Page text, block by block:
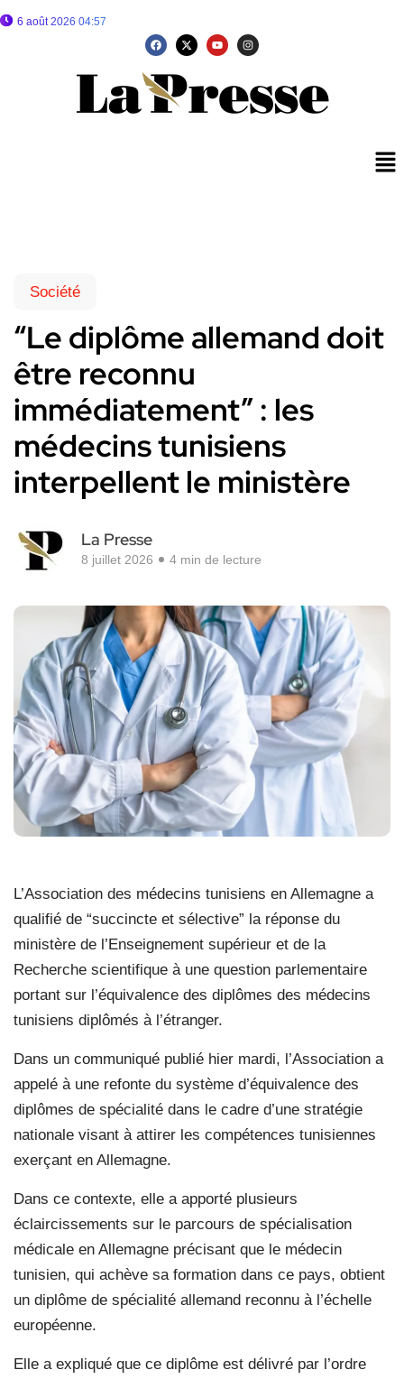
6 août 2026 04:57
Société
“Le diplôme allemand doit
être reconnu
immédiatement” : les
médecins tunisiens
interpellent le ministère
La Presse
8 juillet 2026 4 min de lecture
L’Association des médecins tunisiens en Allemagne a
qualifié de “succincte et sélective” la réponse du
ministère de l’Enseignement supérieur et de la
Recherche scientifique à une question parlementaire
portant sur l’équivalence des diplômes des médecins
tunisiens diplômés à l’étranger.
Dans un communiqué publié hier mardi, l’Association a
appelé à une refonte du système d’équivalence des
diplômes de spécialité dans le cadre d’une stratégie
nationale visant à attirer les compétences tunisiennes
exerçant en Allemagne.
Dans ce contexte, elle a apporté plusieurs
éclaircissements sur le parcours de spécialisation
médicale en Allemagne précisant que le médecin
tunisien, qui achève sa formation dans ce pays, obtient
un diplôme de spécialité allemand reconnu à l’échelle
européenne.
Elle a expliqué que ce diplôme est délivré par l’ordre